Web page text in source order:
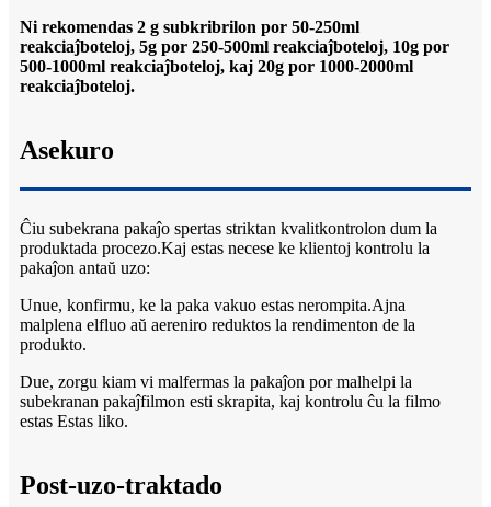
Ni rekomendas 2 g subkribrilon por 50-250ml
reakciaĵboteloj, 5g por 250-500ml reakciaĵboteloj, 10g por
500-1000ml reakciaĵboteloj, kaj 20g por 1000-2000ml
reakciaĵboteloj.
Asekuro
Ĉiu subekrana pakaĵo spertas striktan kvalitkontrolon dum la
produktada procezo.Kaj estas necese ke klientoj kontrolu la
pakaĵon antaŭ uzo:
Unue, konfirmu, ke la paka vakuo estas nerompita.Ajna
malplena elfluo aŭ aereniro reduktos la rendimenton de la
produkto.
Due, zorgu kiam vi malfermas la pakaĵon por malhelpi la
subekranan pakaĵfilmon esti skrapita, kaj kontrolu ĉu la filmo
estas Estas liko.
Post-uzo-traktado